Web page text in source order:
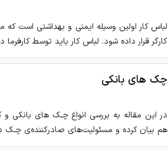
لباس کار اولین وسیله ایمنی و بهداشتی است که
کارگر قرار داده شود. لباس کار باید توسط کارفرما
چک های بانکی
در این مقاله به بررسی انواع چـک های بانکی
هم بیان کرده و مسئولیت‌های صادرکننده‌ی چـک